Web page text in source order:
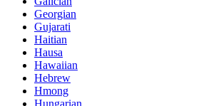
Georgian
Gujarati
Haitian
Hausa
Hawaiian
Hebrew
Hmong
Hungarian